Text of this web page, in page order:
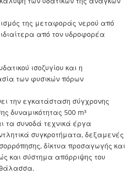
της μεταφοράς νερού από
από τον υδροφορέα
ισοζυγίου και η
των φυσικών πόρων
την εγκατάσταση σύγχρονης
δυναμικότητας 500 m³
τα συνοδά τεχνικά έργα
συγκροτήματα, δεξαμενές
δίκτυα προσαγωγής και
και σύστημα απόρριψης του